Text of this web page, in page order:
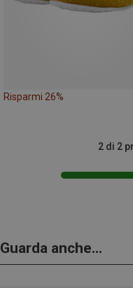
Risparmi 26%
2 di 2
Guarda anche...